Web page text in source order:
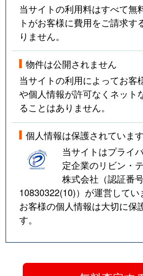
当サイトの利用料はすべて無
トがお客様に費用をご請求す
りません。
物件は公開されません
当サイトの利用によってお客
や個人情報が許可なくネット
ることはありません。
個人情報は保護されています
当サイトはプライ
定企業のリビン・
株式会社（認証番号
10830322(10)）が運営してい
お客様の個人情報は大切に保
す。